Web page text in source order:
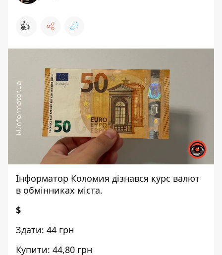
👍
Інформатор Коломия дізнався курс валют
в обмінниках міста.
$
Здати: 44 грн
Купити: 44,80 грн